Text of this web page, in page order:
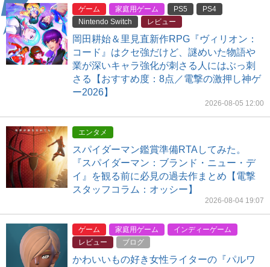
ゲーム 家庭用ゲーム PS5
PS4
Nintendo Switch
レビュー
岡田耕始＆里見直新作RPG『ヴィリオン：
コード』はクセ強だけど、謎めいた物語や
業が深いキャラ強化が刺さる人にはぶっ刺
さる【おすすめ度：8点／電撃の激押し神ゲ
ー2026】
2026-08-05 12:00
エンタメ
スパイダーマン鑑賞準備RTAしてみた。
『スパイダーマン：ブランド・ニュー・デ
イ』を観る前に必見の過去作まとめ【電撃
スタッフコラム：オッシー】
2026-08-04 19:07
ゲーム 家庭用ゲーム
インディーゲーム
レビュー
ブログ
かわいいもの好き女性ライターの『パルワ